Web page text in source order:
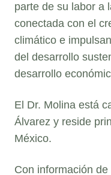
parte de su labor a
conectada con el
climático e
del desarrollo
desarrollo
El Dr. Molina está
Álvarez y reside
México.
Con información de